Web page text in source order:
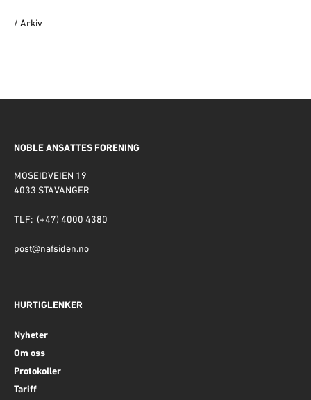
/ Arkiv
NOBLE ANSATTES FORENING
MOSEIDVEIEN 19
4033 STAVANGER
TLF: (+47) 4000 4380
post@nafsiden.no
HURTIGLENKER
Nyheter
Om oss
Protokoller
Tariff